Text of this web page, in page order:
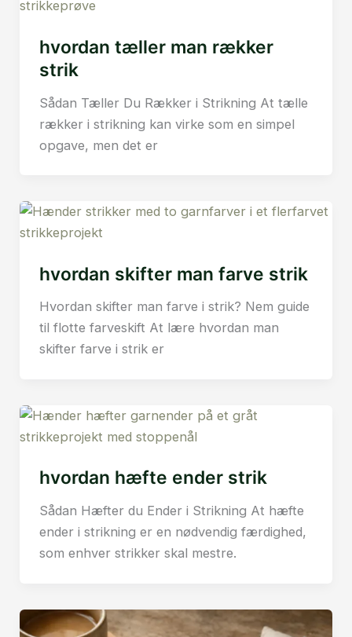
hvordan tæller man rækker
strik
Sådan Tæller Du Rækker i Strikning At tælle
rækker i strikning kan virke som en simpel
opgave, men det er
hvordan skifter man farve strik
Hvordan skifter man farve i strik? Nem guide
til flotte farveskift At lære hvordan man
skifter farve i strik er
hvordan hæfte ender strik
Sådan Hæfter du Ender i Strikning At hæfte
ender i strikning er en nødvendig færdighed,
som enhver strikker skal mestre.